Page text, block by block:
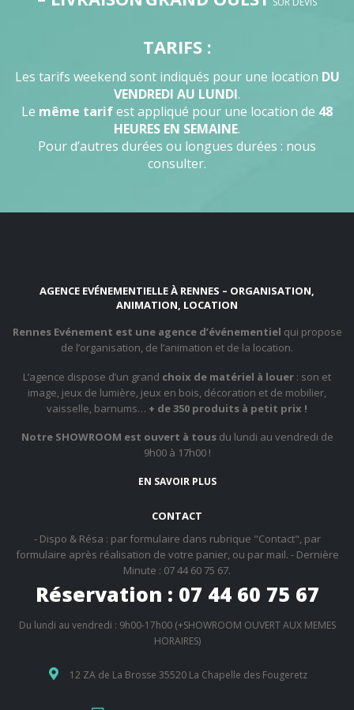
TARIFS :
Les tarifs weekend sont indiqués pour une location DU
VENDREDI AU LUNDI.
Le même tarifest appliqué pour une location de 48
HEURES EN SEMAINE.
Pour d’autres durées ou longues durées : nous
consulter.
AGENCE EVÉNEMENTIELLE À RENNES – ORGANISATION,
ANIMATION, LOCATION
Rennes Evénement est une agence d’événementiel qui propose
de l’organisation, de l’animation et de la location.
L’agence dispose d’un grand choix de matériel à louer : son et
image, jeux de lumière, jeux en bois, décoration et de mobilier,
vaisselle, barnums… + de 350 produits à petit prix !
Notre SHOWROOM est ouvert à tousdu lundi au vendredi de
9h00 à 17h00 !
EN SAVOIR PLUS
CONTACT
- Dispo & Résa : par formulaire dans rubrique "Contact", par
formulaire après réalisation de votre panier, ou par mail. - Dernière
Minute : 07 44 60 75 67.
Réservation : 07 44 60 75 67
Du lundi au vendredi : 9h00-17h00 (+SHOWROOM OUVERT AUX MEMES
HORAIRES)
12 ZA de La Brosse 35520 La Chapelle des Fougeretz